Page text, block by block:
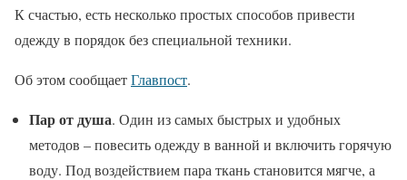
К счастью, есть несколько простых способов привести
одежду в порядок без специальной техники.
Об этом сообщаетГлавпост.
Пар от душа. Один из самых быстрых и удобных
методов – повесить одежду в ванной и включить горячую
воду. Под воздействием пара ткань становится мягче, а